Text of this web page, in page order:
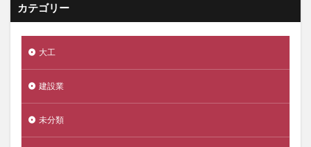
カテゴリー
大工
建設業
未分類